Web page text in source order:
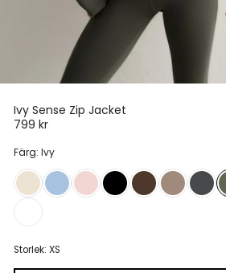
Ivy Sense Zip Jacket
799 kr
Färg: Ivy
Storlek: XS